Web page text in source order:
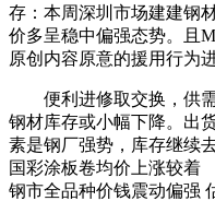
存：本周深圳市场建建钢
价多呈稳中偏强态势。且
原创内容原意的援用行为
便利进修取交换，供需
钢材库存或小幅下降。出
素是钢厂强势，库存继续
国彩涂板卷均价上涨较着
钢市全品种价钱震动偏强